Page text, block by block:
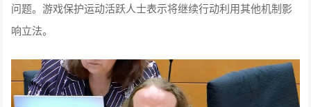
问题。游戏保护运动活跃人士表示将继续行动利用其他机制影
响立法。